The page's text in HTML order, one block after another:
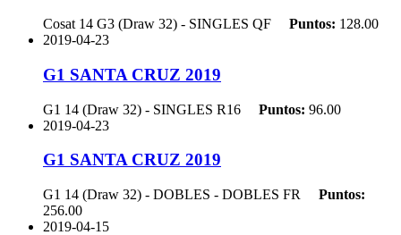
Cosat 14 G3 (Draw 32) - SINGLES QF Puntos: 128.00
2019-04-23
G1 SANTA CRUZ 2019
G1 14 (Draw 32) - SINGLES R16 Puntos: 96.00
2019-04-23
G1 SANTA CRUZ 2019
G1 14 (Draw 32) - DOBLES - DOBLES FR
Puntos:
256.00
2019-04-15